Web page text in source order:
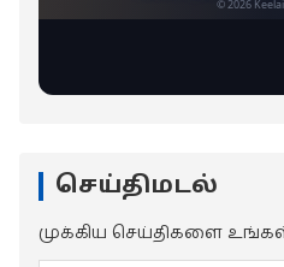
செய்திமடல்
முக்கிய செய்திகளை